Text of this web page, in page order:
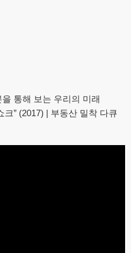
통해 보는 우리의 미래
” (2017) | 부동산 밀착 다큐